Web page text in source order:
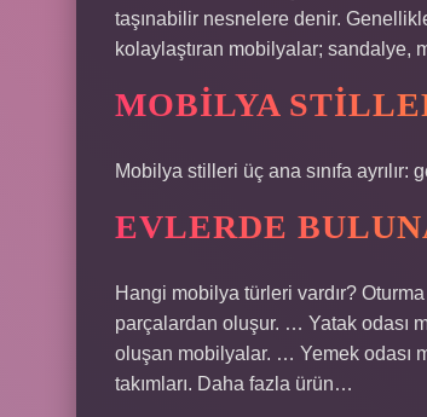
taşınabilir nesnelere denir.
kolaylaştıran mobilyalar; sandalye,
MOBILYA
Mobilya stilleri üç ana sınıfa
EVLERDE
Hangi mobilya türleri vardır?
parçalardan oluşur. … Yatak odası
oluşan mobilyalar. … Yemek odası
takımları. Daha fazla ürün…